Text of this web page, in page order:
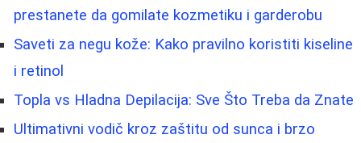
prestanete da gomilate kozmetiku i garderobu
Saveti za negu kože: Kako pravilno koristiti kiseline
i retinol
Topla vs Hladna Depilacija: Sve Što Treba da Znate
Ultimativni vodič kroz zaštitu od sunca i brzo